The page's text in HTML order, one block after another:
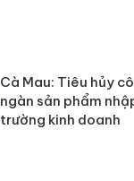
Cà Mau: Tiêu hủy
ngàn sản phẩm
trường kinh doanh